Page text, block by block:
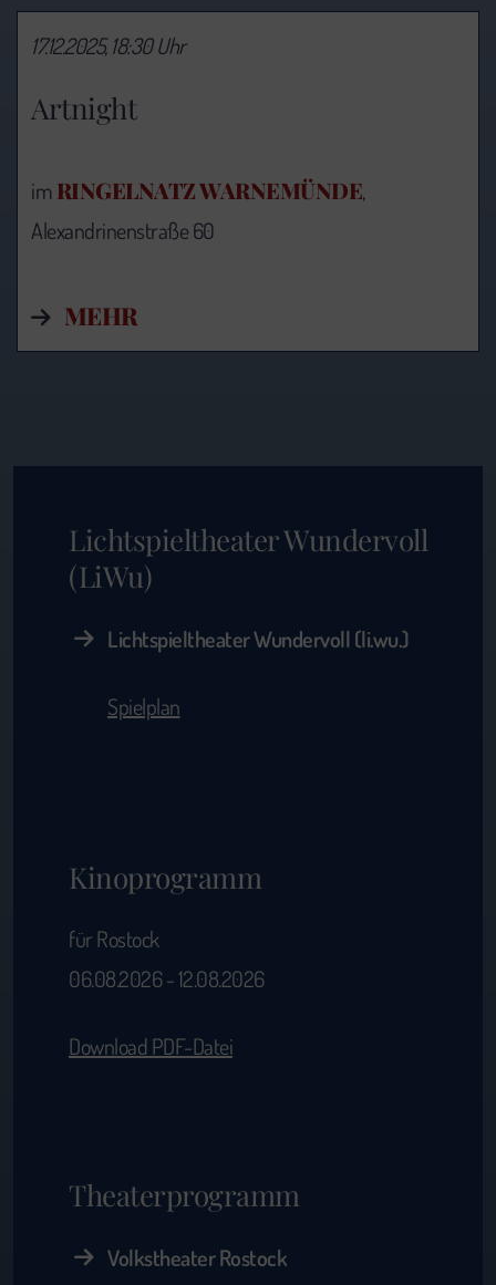
Artnight
17.12.2025, 18:30 Uhr
imRINGELNATZ WARNEMÜNDE,
Alexandrinenstraße 60
MEHR
Lichtspieltheater Wundervoll
(LiWu)
Lichtspieltheater Wundervoll (li.wu.)
Spielplan
Kinoprogramm
für Rostock
06.08.2026 - 12.08.2026
Download PDF-Datei
Theaterprogramm
Volkstheater Rostock